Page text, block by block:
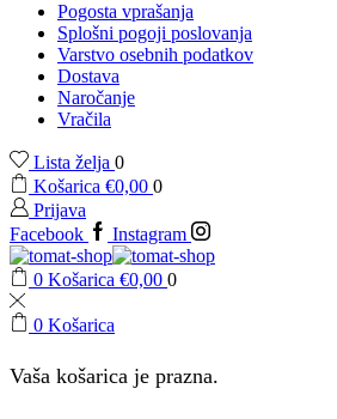
Pogosta vprašanja
Splošni pogoji poslovanja
Varstvo osebnih podatkov
Dostava
Naročanje
Vračila
Lista želja 0
Košarica €0,00 0
Prijava
Facebook
Instagram
0 Košarica €0,00 0
0 Košarica
Vaša košarica je prazna.